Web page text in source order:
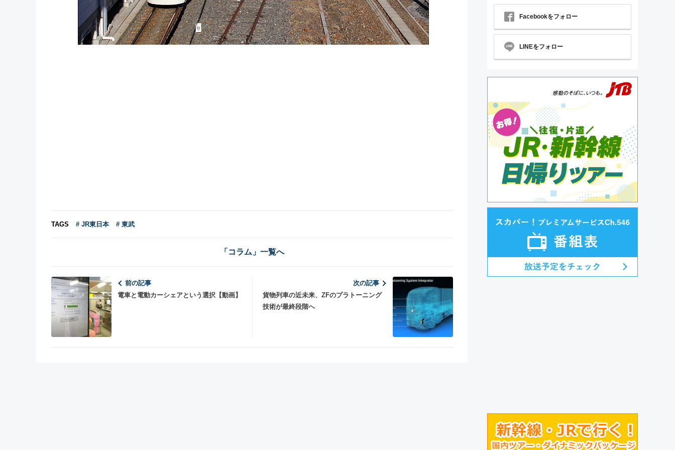
TAGS # JR東日本 # 東武
「コラム」一覧へ
前の記事
電車と電動カーシェアという選択【動画】
次の記事
貨物列車の近未来、ZFのプラトーニング
技術が最終段階へ
Facebookをフォロー
LINEをフォロー